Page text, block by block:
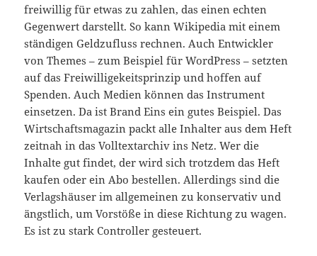
freiwillig für etwas zu zahlen, das einen echten
Gegenwert darstellt. So kann Wikipedia mit einem
ständigen Geldzufluss rechnen. Auch Entwickler
von Themes – zum Beispiel für WordPress – setzten
auf das Freiwilligekeitsprinzip und hoffen auf
Spenden. Auch Medien können das Instrument
einsetzen. Da ist Brand Eins ein gutes Beispiel. Das
Wirtschaftsmagazin packt alle Inhalter aus dem Heft
zeitnah in das Volltextarchiv ins Netz. Wer die
Inhalte gut findet, der wird sich trotzdem das Heft
kaufen oder ein Abo bestellen. Allerdings sind die
Verlagshäuser im allgemeinen zu konservativ und
ängstlich, um Vorstöße in diese Richtung zu wagen.
Es ist zu stark Controller gesteuert.